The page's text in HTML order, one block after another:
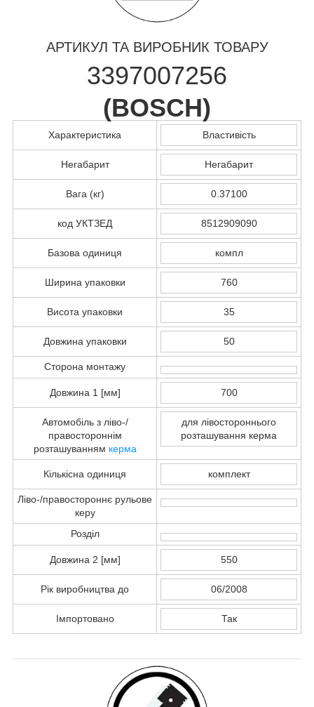
АРТИКУЛ ТА ВИРОБНИК ТОВАРУ
3397007256
(BOSCH)
Характеристика Властивість
Негабарит Негабарит
Вага (кг) 0.37100
код УКТЗЕД 8512909090
Базова одиниця компл
Ширина упаковки 760
Висота упаковки 35
Довжина упаковки 50
Сторона монтажу
Довжина 1 [мм] 700
Автомобіль з ліво-/
правостороннім
розташуванням керма
для лівостороннього
розташування керма
Кількісна одиниця комплект
Ліво-/правостороннє рульове
керу
Розділ
Довжина 2 [мм] 550
Рік виробництва до 06/2008
Імпортовано Так